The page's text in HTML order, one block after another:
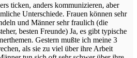
ticken, anders kommunizieren, aber
Unterschiede. Frauen können sehr
und Männer sehr fraulich (die
besten Freunde) Ja, es gibt typische
Gestern mußte ich meine 3
als sie zu viel über ihre Arbeit